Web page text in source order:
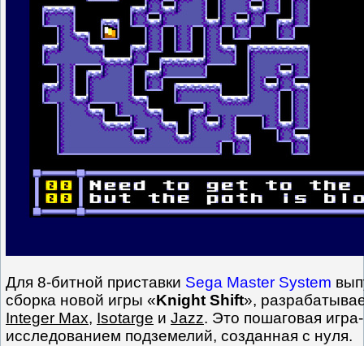
Для 8-битной приставки Sega Master System
сборка новой игры «Knight Shift»,
Integer Max, Isotarge и Jazz. Это пошаговая
исследованием подземелий, созданная с нуля.